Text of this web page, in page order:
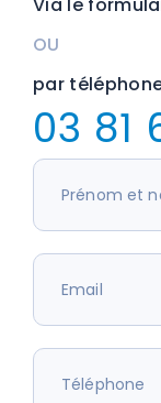
OU
par
03 81